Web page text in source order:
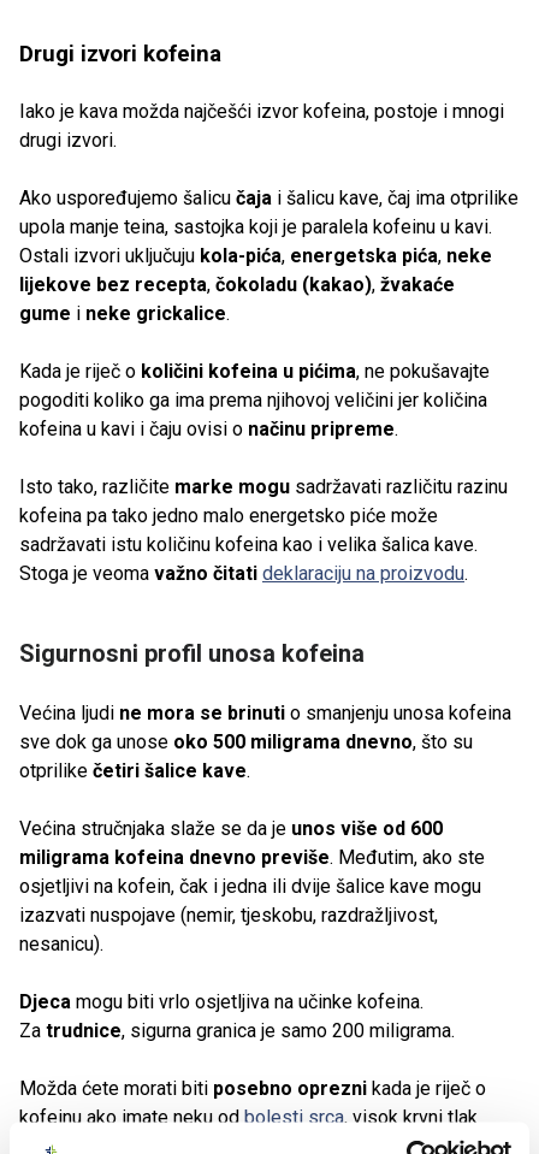
Drugi izvori kofeina
Iako je kava možda najčešći izvor kofeina, postoje i mnogi
drugi izvori.
Ako uspoređujemo šalicu čaja i šalicu kave, čaj ima otprilike
upola manje teina, sastojka koji je paralela kofeinu u kavi.
Ostali izvori uključuju kola-pića, energetska pića, neke
lijekove bez recepta, čokoladu (kakao), žvakaće
gume i neke grickalice.
Kada je riječ o količini kofeina u pićima, ne pokušavajte
pogoditi koliko ga ima prema njihovoj veličini jer količina
kofeina u kavi i čaju ovisi o načinu pripreme.
Isto tako, različite marke mogu sadržavati različitu razinu
kofeina pa tako jedno malo energetsko piće može
sadržavati istu količinu kofeina kao i velika šalica kave.
Stoga je veoma važno čitati deklaraciju na proizvodu.
Sigurnosni profil unosa kofeina
Većina ljudi ne mora se brinuti o smanjenju unosa kofeina
sve dok ga unose oko 500 miligrama dnevno, što su
otprilike četiri šalice kave.
Većina stručnjaka slaže se da je unos više od 600
miligrama kofeina dnevno previše. Međutim, ako ste
osjetljivi na kofein, čak i jedna ili dvije šalice kave mogu
izazvati nuspojave (nemir, tjeskobu, razdražljivost,
nesanicu).
Djeca mogu biti vrlo osjetljiva na učinke kofeina.
Za trudnice, sigurna granica je samo 200 miligrama.
Možda ćete morati biti posebno oprezni kada je riječ o
kofeinu ako imate neku od bolesti srca, visok krvni tlak
gastroezofagealnu refluksnu bolest (GERB)